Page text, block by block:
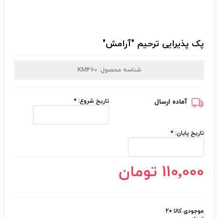
پک پذیرایی ترحیم "آرامش"
شناسه محصول: KM460
آماده ارسال تاریخ شروع: *
تاریخ پایان: *
110٬000 تومان
موجودی کالا 20